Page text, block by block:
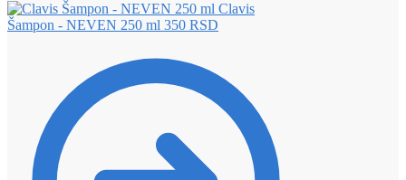
Clavis
Šampon - NEVEN 250 ml 350 RSD